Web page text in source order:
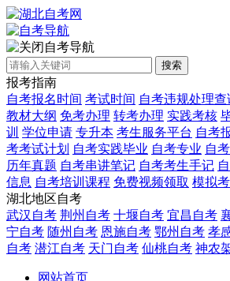
自考导航
搜索
报考指南
自考报名时间 考试时间 自考违规处理查
教材大纲 免考办理 转考办理 实践考核
训 学位申请 专升本 考生服务平台 自考
考考试计划 自考实践毕业 自考专业 自
历年真题 自考串讲笔记 自考考生手记
信息 自考培训课程 免费视频领取 模拟
湖北地区自考
武汉自考 荆州自考 十堰自考 宜昌自考
宁自考 随州自考 恩施自考 鄂州自考 孝
自考 潜江自考 天门自考 仙桃自考 神农
网站首页